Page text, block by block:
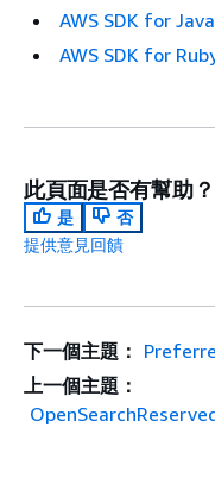
AWS SDK for
AWS SDK for
此頁面是否有幫助？
是
否
提供意見回饋
下一個主題：
上一個主題：